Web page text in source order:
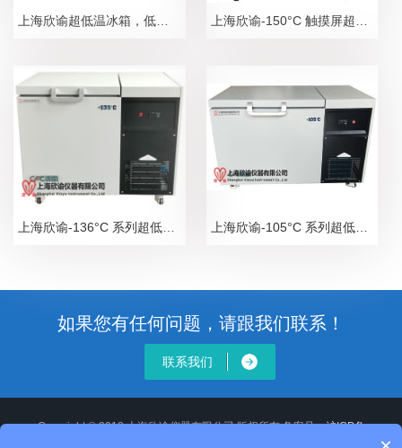
上海欣谕-105°C 系列超低温深冷保存箱，深冷卧式低温冰箱，超低温冰箱系列
如果您有任何问题，请跟我们联系！
联系我们
Copyright © 2018 上海欣谕仪器有限公司 版权所有 备案号：沪ICP备